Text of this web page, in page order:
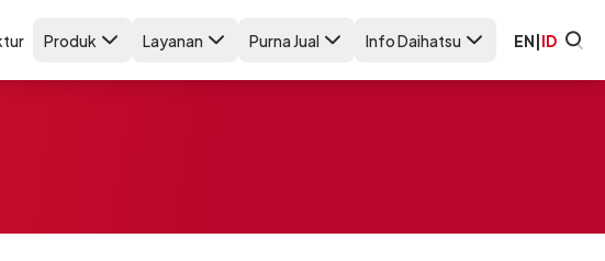
Produk Layanan Purna Jual Info Daihatsu EN|ID